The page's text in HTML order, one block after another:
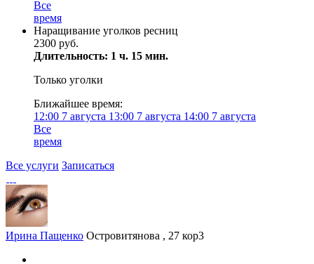
Все
время
Наращивание уголков ресниц
2300 руб.
Длительность: 1 ч. 15 мин.
Только уголки
Ближайшее время:
12:00 7 августа 13:00 7 августа 14:00 7 августа
Все
время
Все услуги Записаться
Ирина Пащенко Островитянова , 27 кор3